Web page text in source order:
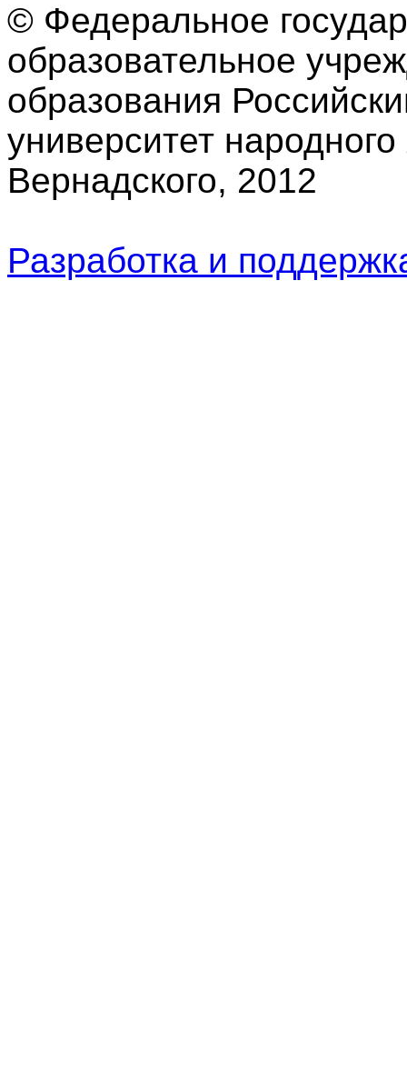
© Федеральное
образовательное
образования
университет
Вернадского, 2012
Разработка и